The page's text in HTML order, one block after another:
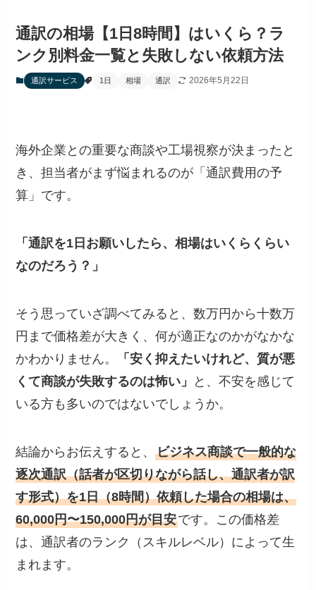
通訳の相場【1日8時間】はいくら？ラ
ンク別料金一覧と失敗しない依頼方法
通訳サービス 1日 相場 通訳 2026年5月22日
海外企業との重要な商談や工場視察が決まったと
き、担当者がまず悩まれるのが「通訳費用の予
算」です。
「通訳を1日お願いしたら、相場はいくらくらい
なのだろう？」
そう思っていざ調べてみると、数万円から十数万
円まで価格差が大きく、何が適正なのかがなかな
かわかりません。
「安く抑えたいけれど、質が悪
くて商談が失敗するのは怖い」
と、不安を感じて
いる方も多いのではないでしょうか。
結論からお伝えすると、ビジネス商談で一般的な
逐次通訳（話者が区切りながら話し、通訳者が訳
す形式）を1日（8時間）依頼した場合の相場は、
60,000円〜150,000円が目安です。この価格差
は、通訳者のランク（スキルレベル）によって生
まれます。